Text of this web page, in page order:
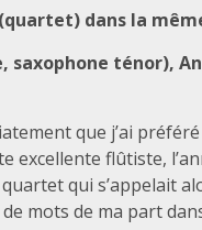
(quartet) dans la
saxophone ténor),
que j’ai
excellente flûtiste,
qui s’appelait
mots de ma part